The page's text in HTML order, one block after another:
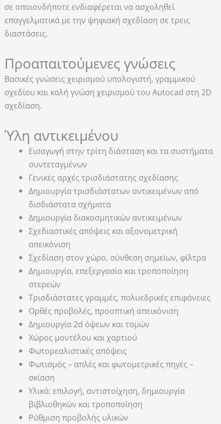
σε οποιονδήποτε ενδιαφέρεται να ασχοληθεί
επαγγελματικά με την ψηφιακή σχεδίαση σε τρεις
διαστάσεις.
Προαπαιτούμενες γνώσεις
Βασικές γνώσεις χειρισμού υπολογιστή, γραμμικού
σχεδίου και καλή γνώση χειρισμού του Autocad στη 2D
σχεδίαση.
Ύλη αντικειμένου
Εισαγωγή στην τρίτη διάσταση και τα συστήματα
συντεταγμένων
Γενικές αρχές τρισδιάστατης σχεδίασης
Δημιουργία τρισδιάστατων αντικειμένων από
δισδιάστατα σχήματα
Δημιουργία διακοσμητικών αντικειμένων
Σχεδιαστικές απόψεις και αξονομετρική
απεικόνιση
Σχεδίαση στον χώρο, σύνθεση σημείων, φίλτρα
Δημιουργία, επεξεργασία και τροποποίηση
στερεών
Τρισδιάστατες γραμμές, πολυεδρικές επιφάνειες
Ορθές προβολές, προοπτική απεικόνιση
Δημιουργία 2d όψεων και τομών
Χώρος μοντέλου και χαρτιού
Φωτορεαλιστικές απόψεις
Φωτισμός – απλές και φωτομετρικές πηγές –
σκίαση
Υλικά: επιλογή, αντιστοίχηση, δημιουργία
βιβλιοθηκών και τροποποίηση
Ρύθμιση προβολής υλικών